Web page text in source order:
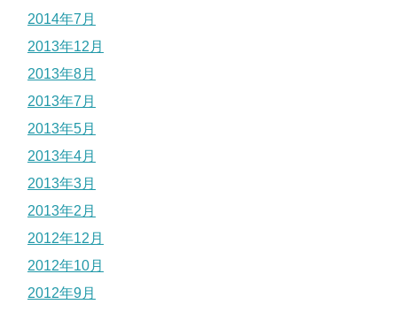
2014年7月
2013年12月
2013年8月
2013年7月
2013年5月
2013年4月
2013年3月
2013年2月
2012年12月
2012年10月
2012年9月